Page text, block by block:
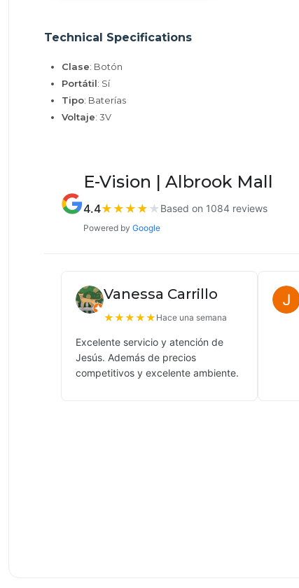
Technical Specifications
Clase: Botón
Portátil: Sí
Tipo: Baterías
Voltaje: 3V
E-Vision | Albrook Mall
4.4★ ★ ★ ★ ★ Based on 1084 reviews
Powered by Google
Vanessa Carrillo
★★★★★ Hace una semana
Excelente servicio y atención de
Jesús. Además de precios
competitivos y excelente ambiente.